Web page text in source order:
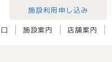
施設利用申し込み
施設案内 店舗案内